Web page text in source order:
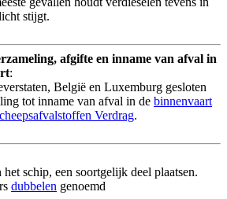
stijgt.
afgifte en inname van afval in
:
België en Luxemburg gesloten
tot inname van afval in de binnenvaart
Verdrag.
schip, een soortgelijk deel plaatsen.
dubbelen genoemd